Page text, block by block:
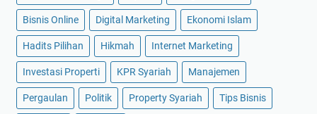
Bisnis Online Digital Marketing Ekonomi Islam
Hadits Pilihan Hikmah Internet Marketing
Investasi Properti KPR Syariah Manajemen
Pergaulan Politik Property Syariah Tips Bisnis